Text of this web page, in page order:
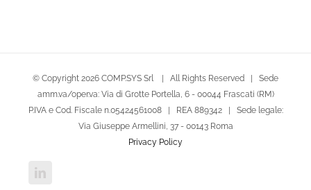
© Copyright 2026 COMP.SYS Srl | All Rights Reserved | Sede
amm.va/oper.va: Via di Grotte Portella, 6 - 00044 Frascati (RM)
P.IVA e Cod. Fiscale n.05424561008 | REA 889342 | Sede legale:
Via Giuseppe Armellini, 37 - 00143 Roma
Privacy Policy
LinkedIn